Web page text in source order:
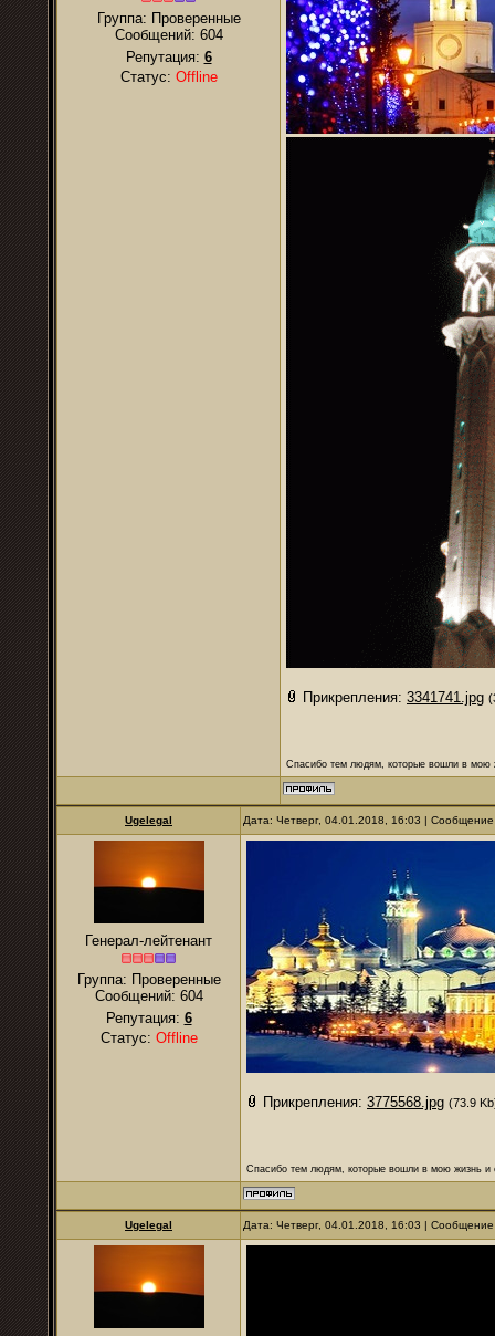
Группа: Проверенные
Сообщений: 604
Репутация: 6
Статус: Offline
Прикрепления: 3341741.jpg
Спасибо тем людям, которые вошли в мою
Ugelegal Дата: Четверг, 04.01.2018, 16:03 |
Генерал-лейтенант
Группа: Проверенные
Сообщений: 604
Репутация: 6
Статус: Offline
Прикрепления: 3775568.jpg (73.9
Спасибо тем людям, которые вошли в мою жизнь и
Ugelegal Дата: Четверг, 04.01.2018, 16:03 |